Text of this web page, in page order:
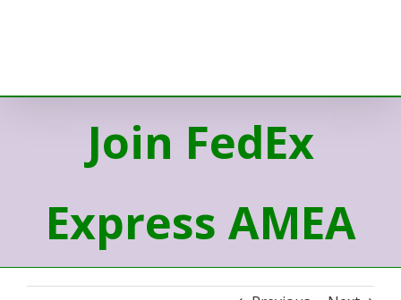
Join FedEx
Express AMEA